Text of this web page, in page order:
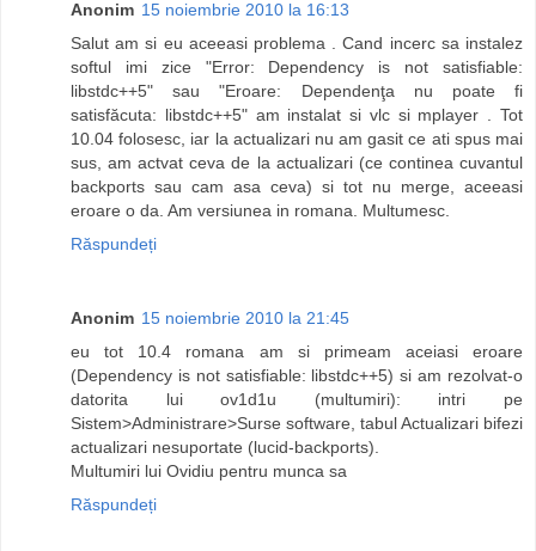
Anonim 15 noiembrie 2010 la 16:13
Salut am si eu aceeasi problema . Cand incerc sa instalez
softul imi zice "Error: Dependency is not satisfiable:
libstdc++5" sau "Eroare: Dependenţa nu poate fi
satisfăcuta: libstdc++5" am instalat si vlc si mplayer . Tot
10.04 folosesc, iar la actualizari nu am gasit ce ati spus mai
sus, am actvat ceva de la actualizari (ce continea cuvantul
backports sau cam asa ceva) si tot nu merge, aceeasi
eroare o da. Am versiunea in romana. Multumesc.
Răspundeți
Anonim 15 noiembrie 2010 la 21:45
eu tot 10.4 romana am si primeam aceiasi eroare
(Dependency is not satisfiable: libstdc++5) si am rezolvat-o
datorita lui ov1d1u (multumiri): intri pe
Sistem>Administrare>Surse software, tabul Actualizari bifezi
actualizari nesuportate (lucid-backports).
Multumiri lui Ovidiu pentru munca sa
Răspundeți